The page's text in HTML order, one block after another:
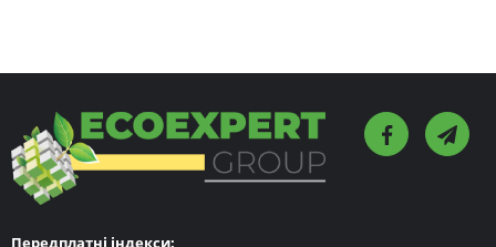
Передплатні індекси: